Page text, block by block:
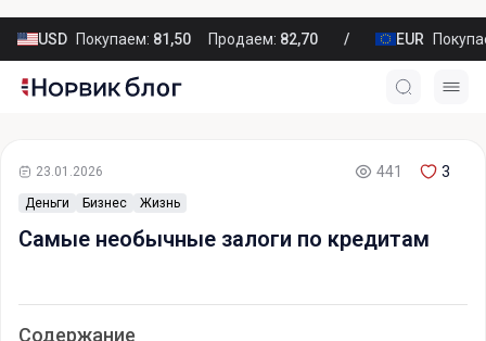
USD Покупаем: 81,50 Продаем: 82,70 EUR
Деньги Бизнес Жизнь
23.01.2026 441 3
Самые необычные залоги по кредитам
Содержание